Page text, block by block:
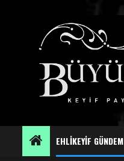
EHLİKEYİF GÜNDEM